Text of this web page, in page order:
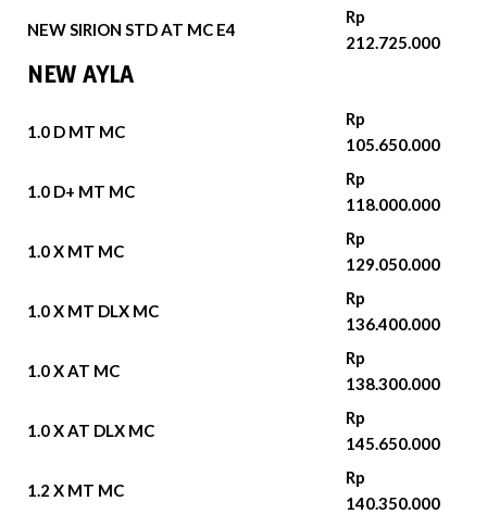
NEW SIRION STD AT MC E4
Rp
212.725.000
NEW AYLA
1.0 D MT MC
Rp
105.650.000
1.0 D+ MT MC
Rp
118.000.000
1.0 X MT MC
Rp
129.050.000
1.0 X MT DLX MC
Rp
136.400.000
1.0 X AT MC
Rp
138.300.000
1.0 X AT DLX MC
Rp
145.650.000
1.2 X MT MC
Rp
140.350.000